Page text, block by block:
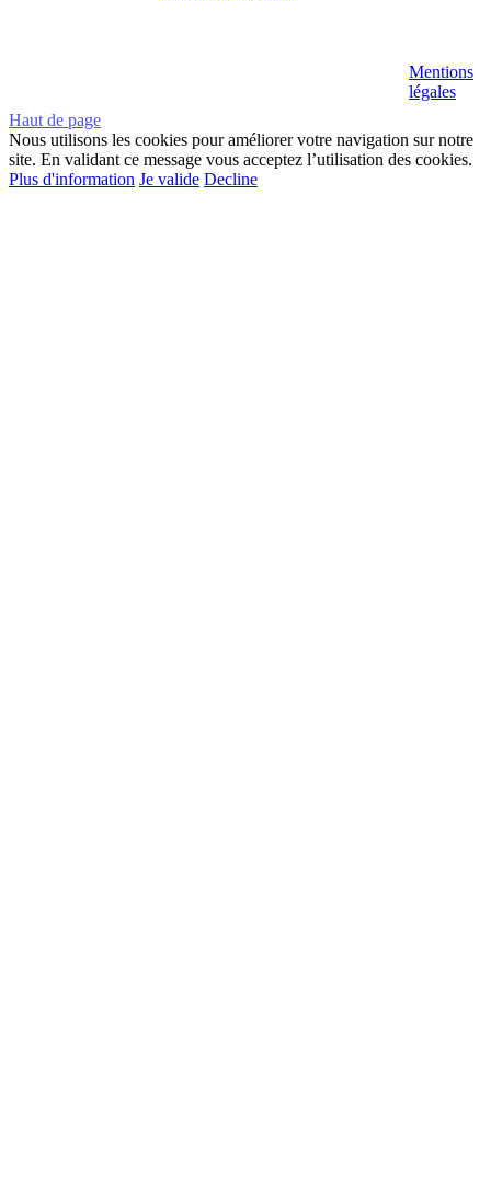
Mentions
légales
Haut de page
Nous utilisons les cookies pour améliorer votre navigation sur notre
site. En validant ce message vous acceptez l’utilisation des cookies.
Plus d'information Je valide Decline